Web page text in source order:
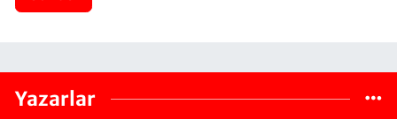
Yazarlar